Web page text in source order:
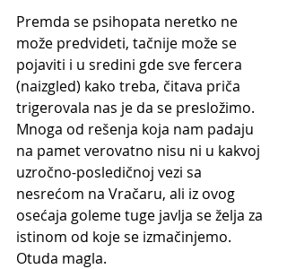
Premda se psihopata neretko ne
može predvideti, tačnije može se
pojaviti i u sredini gde sve fercera
(naizgled) kako treba, čitava priča
trigerovala nas je da se presložimo.
Mnoga od rešenja koja nam padaju
na pamet verovatno nisu ni u kakvoj
uzročno-posledičnoj vezi sa
nesrećom na Vračaru, ali iz ovog
osećaja goleme tuge javlja se želja za
istinom od koje se izmačinjemo.
Otuda magla.